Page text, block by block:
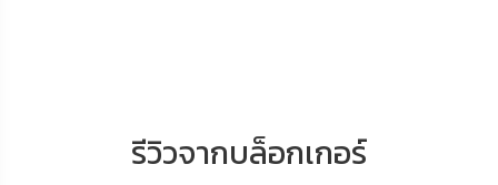
รีวิวจากบล็อกเกอร์